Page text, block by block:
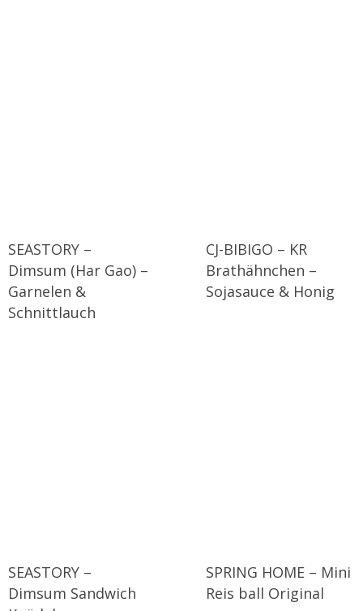
SEASTORY –
Dimsum (Har Gao) –
Garnelen &
Schnittlauch
CJ-BIBIGO – KR
Brathähnchen –
Sojasauce & Honig
SEASTORY –
Dimsum Sandwich
SPRING HOME – Mini
Reis ball Original